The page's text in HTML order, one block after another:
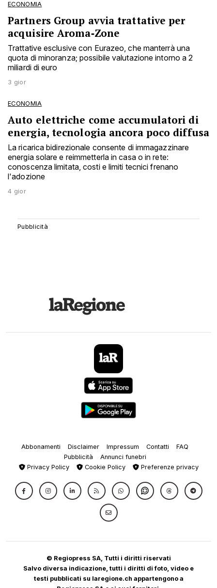
ECONOMIA
Partners Group avvia trattative per
acquisire Aroma‑Zone
Trattative esclusive con Eurazeo, che manterrà una
quota di minoranza; possibile valutazione intorno a 2
miliardi di euro
3 gior
ECONOMIA
Auto elettriche come accumulatori di
energia, tecnologia ancora poco diffusa
La ricarica bidirezionale consente di immagazzinare
energia solare e reimmetterla in casa o in rete:
conoscenza limitata, costi e limiti tecnici frenano
l'adozione
4 gior
Abbonamenti Disclaimer Impressum Contatti
FAQ
Pubblicità
Annunci funebri
Privacy Policy
Cookie Policy Preferenze privacy
© Regiopress SA, Tutti i diritti riservati
Salvo diversa indicazione, tutti i diritti di foto, video e
testi pubblicati su laregione.ch appartengono a